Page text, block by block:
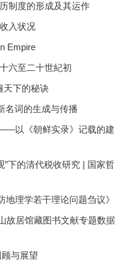
制度的形成及其运作
入状况
Empire
六至二十世紀初
天下的秘诀
名词的生成与传播
以《朝鲜实录》记载的建
”下的清代税收研究 | 国家哲
理学若干理论问题刍议》
故居馆藏图书文献专题数据
与展望